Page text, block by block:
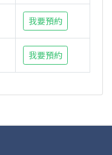
我要預約
我要預約